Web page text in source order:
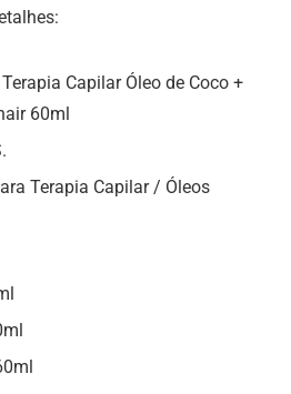
Capilar Óleo de Coco +
60ml
Terapia Capilar / Óleos